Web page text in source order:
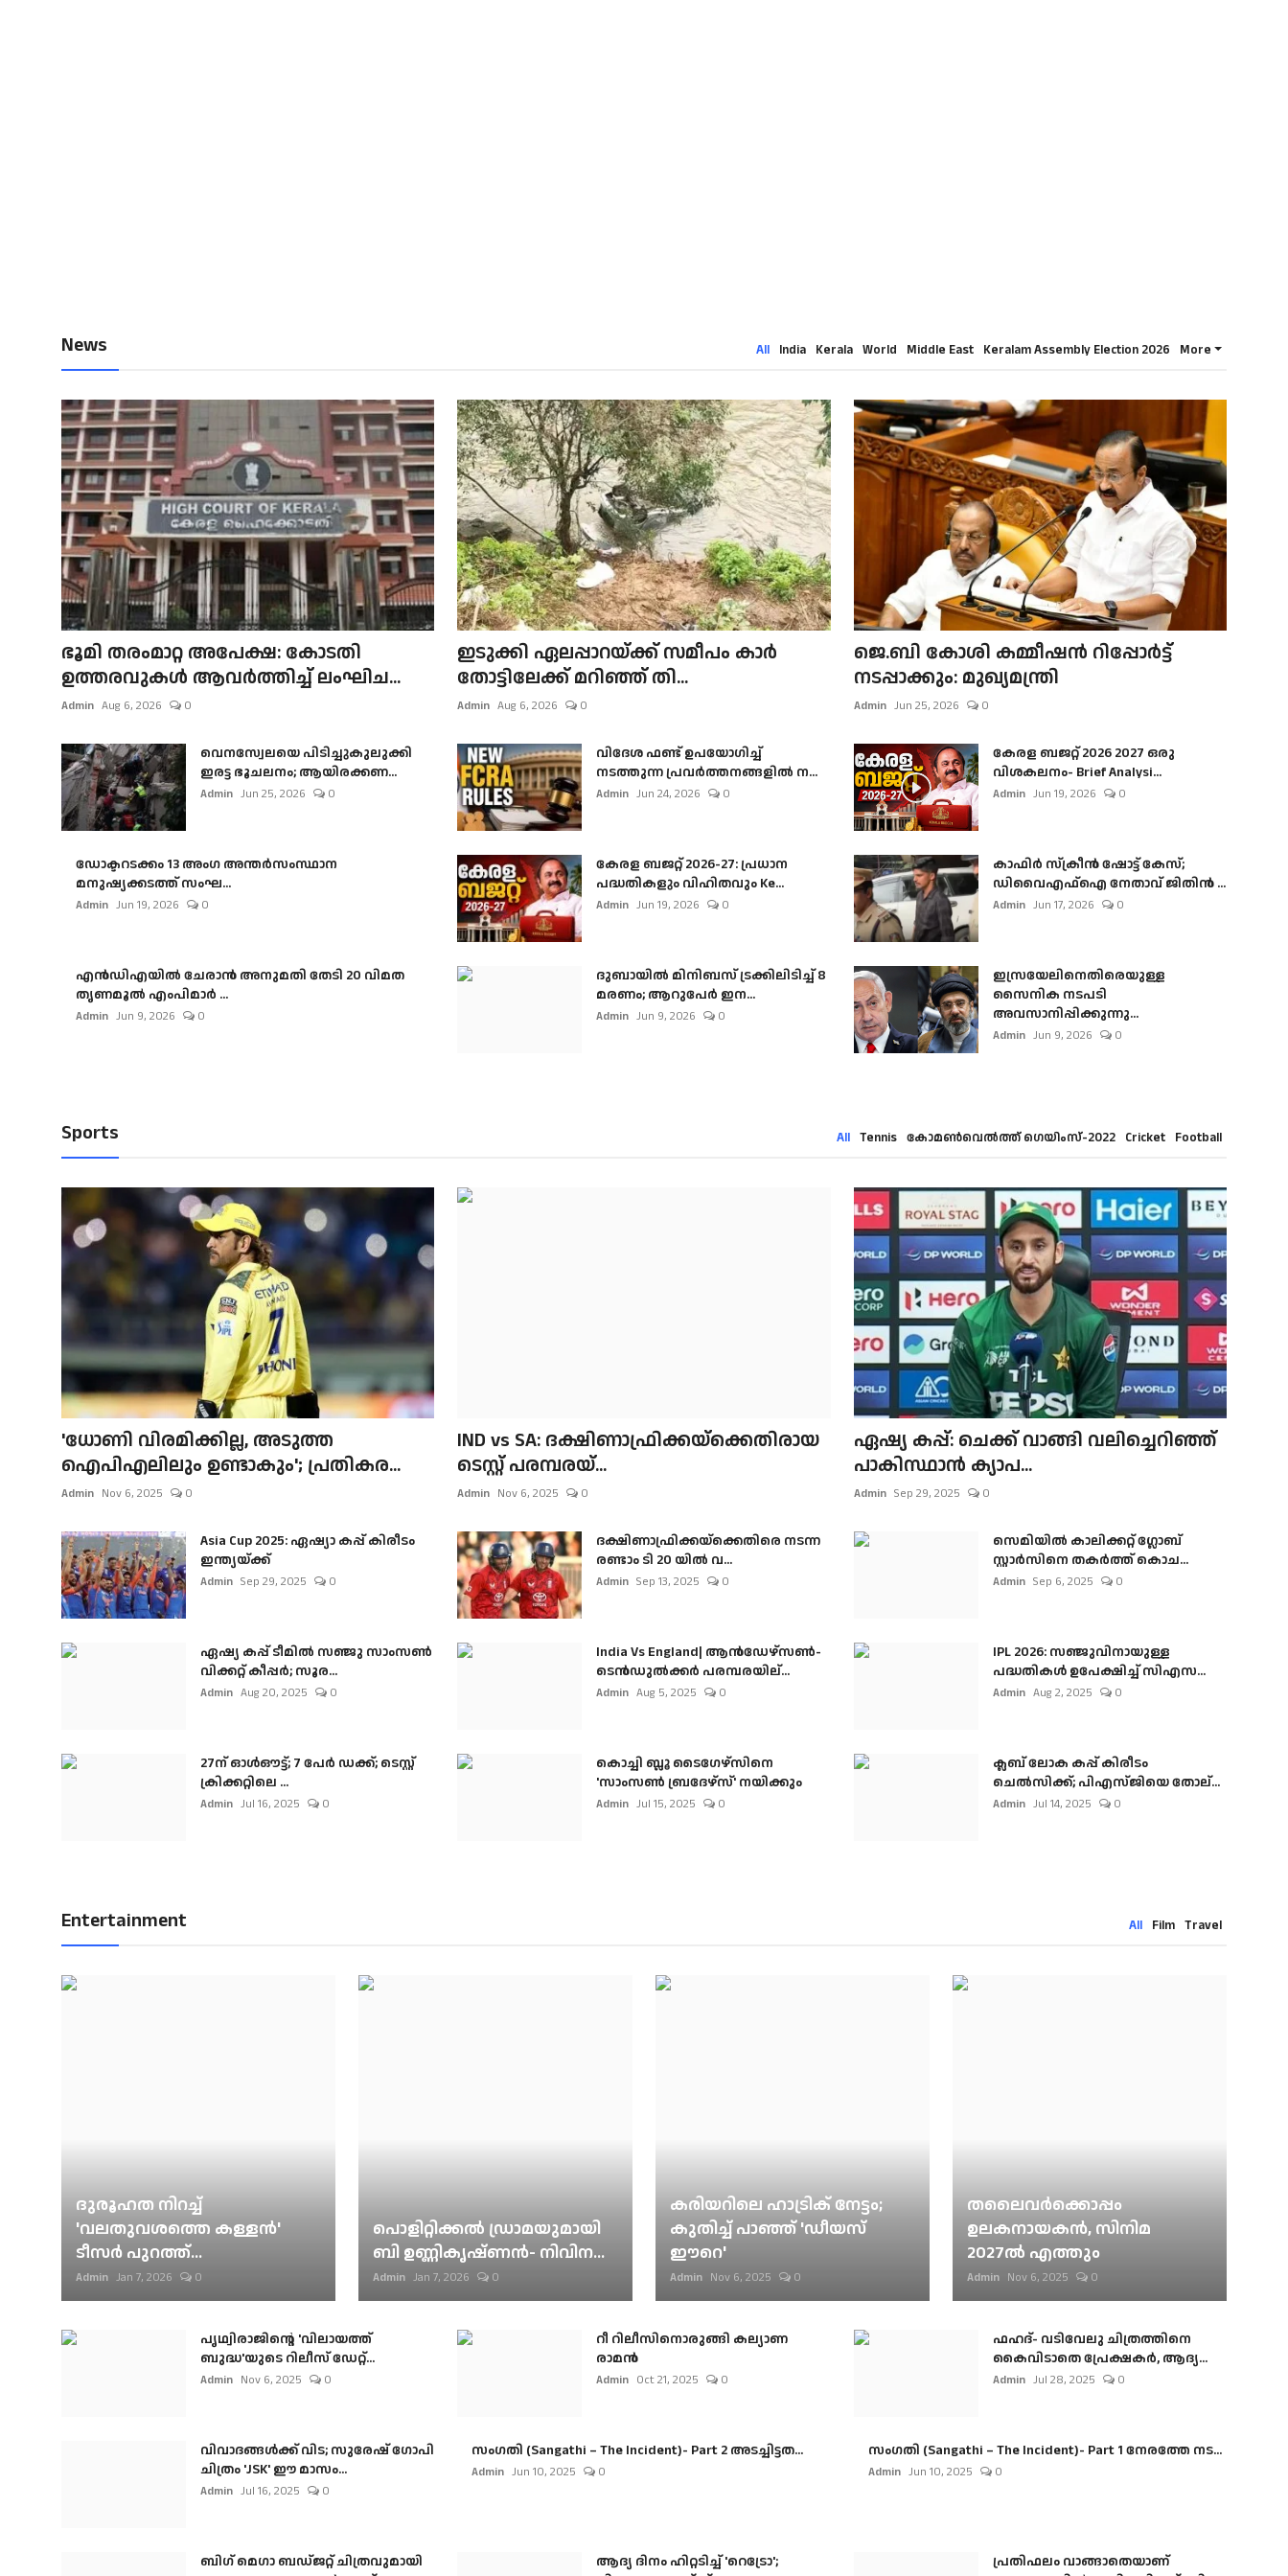
News All India Kerala World Middle East Keralam Assembly Election 2026 More
ഭൂമി തരംമാറ്റ അപേക്ഷ: കോടതി
ഉത്തരവുകൾ ആവർത്തിച്ച് ലംഘിച...
Admin Aug 6, 2026 0
ഇടുക്കി ഏലപ്പാറയ്ക്ക് സമീപം കാർ
തോട്ടിലേക്ക് മറിഞ്ഞ് തി...
Admin Aug 6, 2026 0
ജെ.ബി കോശി കമ്മീഷൻ റിപ്പോർട്ട്
നടപ്പാക്കും: മുഖ്യമന്ത്രി
Admin Jun 25, 2026 0
വെനസ്വേലയെ പിടിച്ചുകുലുക്കി
ഇരട്ട ഭൂചലനം; ആയിരക്കണ...
Admin Jun 25, 2026 0
വിദേശ ഫണ്ട് ഉപയോഗിച്ച്
നടത്തുന്ന പ്രവർത്തനങ്ങളിൽ ന...
Admin Jun 24, 2026 0
കേരള ബജറ്റ് 2026 2027 ഒരു
വിശകലനം- Brief Analysi...
Admin Jun 19, 2026 0
ഡോക്ടറടക്കം 13 അംഗ അന്തർസംസ്ഥാന
മനുഷ്യക്കടത്ത് സംഘ...
Admin Jun 19, 2026 0
കേരള ബജറ്റ് 2026-27: പ്രധാന
പദ്ധതികളും വിഹിതവും Ke...
Admin Jun 19, 2026 0
കാഫിർ സ്‌ക്രീൻ ഷോട്ട് കേസ്;
ഡിവൈഎഫ്ഐ നേതാവ് ജിതിൻ ...
Admin Jun 17, 2026 0
എൻഡിഎയിൽ ചേരാൻ അനുമതി തേടി 20 വിമത
തൃണമൂൽ എംപിമാർ ...
Admin Jun 9, 2026 0
ദുബായിൽ മിനിബസ്​ ട്രക്കിലിടിച്ച് 8
മരണം; ആറുപേർ ഇന...
Admin Jun 9, 2026 0
ഇസ്രയേലിനെതിരെയുള്ള
സൈനിക നടപടി
അവസാനിപ്പിക്കുന്നു...
Admin Jun 9, 2026 0
Sports All Tennis കോമൺവെൽത്ത് ഗെയിംസ്-2022 Cricket Football
'ധോണി വിരമിക്കില്ല, അടുത്ത
ഐപിഎലിലും ഉണ്ടാകും'; പ്രതികര...
Admin Nov 6, 2025 0
IND vs SA: ദക്ഷിണാഫ്രിക്കയ്‌ക്കെതിരായ
ടെസ്റ്റ് പരമ്പരയ്...
Admin Nov 6, 2025 0
ഏഷ്യ കപ്പ്: ചെക്ക് വാങ്ങി വലിച്ചെറിഞ്ഞ്
പാകിസ്ഥാൻ ക്യാപ...
Admin Sep 29, 2025 0
Asia Cup 2025: ഏഷ്യാ കപ്പ് കിരീടം
ഇന്ത്യയ്ക്ക്
Admin Sep 29, 2025 0
ദക്ഷിണാഫ്രിക്കയ്‌ക്കെതിരെ നടന്ന
രണ്ടാം ടി 20 യിൽ വ...
Admin Sep 13, 2025 0
സെമിയിൽ കാലിക്കറ്റ് ഗ്ലോബ്
സ്റ്റാർസിനെ തകർത്ത് കൊച...
Admin Sep 6, 2025 0
ഏഷ്യ കപ്പ് ടീമിൽ സഞ്ജു സാംസൺ
വിക്കറ്റ് കീപ്പർ; സൂര...
Admin Aug 20, 2025 0
India Vs England| ആൻഡേഴ്സൺ-
ടെൻഡുല്‍ക്കർ പരമ്പരയില്...
Admin Aug 5, 2025 0
IPL 2026: സഞ്ജുവിനായുള്ള
പദ്ധതികൾ ഉപേക്ഷിച്ച് സിഎസ...
Admin Aug 2, 2025 0
27ന് ഓൾഔട്ട്; 7 പേർ ഡക്ക്; ടെസ്റ്റ്
ക്രിക്കറ്റിലെ ...
Admin Jul 16, 2025 0
കൊച്ചി ബ്ലൂ ടൈഗേഴ്സിനെ
'സാംസൺ ബ്രദേഴ്സ്' നയിക്കും
Admin Jul 15, 2025 0
ക്ലബ് ലോക കപ്പ് കിരീടം
ചെല്‍സിക്ക്; പിഎസ്ജിയെ തോല്...
Admin Jul 14, 2025 0
Entertainment All Film Travel
ദുരൂഹത നിറച്ച്
'വലതുവശത്തെ കള്ളന്‍'
ടീസര്‍ പുറത്ത്...
Admin Jan 7, 2026 0
പൊളിറ്റിക്കല്‍ ഡ്രാമയുമായി
ബി ഉണ്ണികൃഷ്ണന്‍- നിവിന...
Admin Jan 7, 2026 0
കരിയറിലെ ഹാട്രിക് നേട്ടം;
കുതിച്ച് പാഞ്ഞ് 'ഡീയസ്
ഈറെ'
Admin Nov 6, 2025 0
തലൈവര്‍ക്കൊപ്പം
ഉലകനായകന്‍, സിനിമ
2027ല്‍ എത്തും
Admin Nov 6, 2025 0
പൃഥ്വിരാജിന്റെ 'വിലായത്ത്
ബുദ്ധ'യുടെ റിലീസ് ഡേറ്റ്...
Admin Nov 6, 2025 0
റീ റിലീസിനൊരുങ്ങി കല്യാണ
രാമൻ
Admin Oct 21, 2025 0
ഫഹദ്- വടിവേലു ചിത്രത്തിനെ
കൈവിടാതെ പ്രേക്ഷകർ, ആദ്യ...
Admin Jul 28, 2025 0
വിവാദങ്ങൾക്ക് വിട; സുരേഷ് ഗോപി
ചിത്രം 'JSK' ഈ മാസം...
Admin Jul 16, 2025 0
സംഗതി (Sangathi – The Incident)- Part 2 അടച്ചിട്ടത...
Admin Jun 10, 2025 0
സംഗതി (Sangathi – The Incident)- Part 1 നേരത്തേ നട...
Admin Jun 10, 2025 0
ബി​ഗ് മെഗാ ബഡ്ജറ്റ് ചിത്രവുമായി
ആദ്യ ദിനം ഹിറ്റടിച്ച് 'റെട്രോ';
പ്രതിഫലം വാങ്ങാതെയാണ്